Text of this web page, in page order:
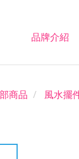
品牌介紹
商品 風水擺